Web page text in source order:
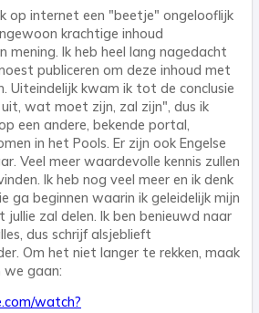
op internet een "beetje" ongelooflijk
krachtige inhoud
mening. Ik heb heel lang nagedacht
publiceren om deze inhoud met
Uiteindelijk kwam ik tot de conclusie
wat moet zijn, zal zijn", dus ik
een andere, bekende portal,
in het Pools. Er zijn ook Engelse
Veel meer waardevolle kennis zullen
Ik heb nog veel meer en ik denk
ga beginnen waarin ik geleidelijk mijn
zal delen. Ik ben benieuwd naar
dus schrijf alsjeblieft
Om het niet langer te rekken, maak
we gaan:
watch?